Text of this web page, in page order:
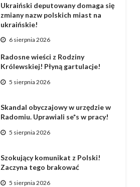
Ukraiński deputowany domaga się
zmiany nazw polskich miast na
ukraińskie!
6 sierpnia 2026
Radosne wieści z Rodziny
Królewskiej! Płyną gartulacje!
5 sierpnia 2026
Skandal obyczajowy w urzędzie w
Radomiu. Uprawiali se*s w pracy!
5 sierpnia 2026
Szokujący komunikat z Polski!
Zaczyna tego brakować
5 sierpnia 2026